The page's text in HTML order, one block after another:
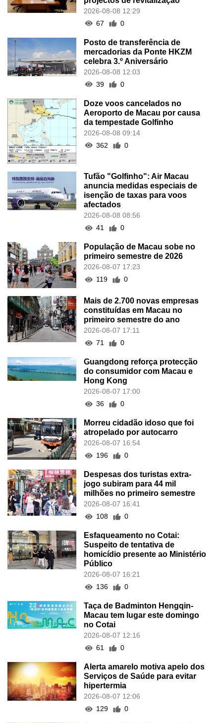
2026-08-08 12:29
67
0
Posto de transferência de
mercadorias da Ponte HKZM
celebra 3.º Aniversário
2026-08-08 12:03
39
0
Doze voos cancelados no
Aeroporto de Macau por causa
da tempestade Golfinho
2026-08-08 09:14
362
0
Tufão "Golfinho": Air Macau
anuncia medidas especiais de
isenção de taxas para voos
afectados
2026-08-08 08:56
41
0
População de Macau sobe no
primeiro semestre de 2026
2026-08-07 17:23
119
0
Mais de 2.700 novas empresas
constituídas em Macau no
primeiro semestre do ano
2026-08-07 17:11
71
0
Guangdong reforça protecção
do consumidor com Macau e
Hong Kong
2026-08-07 17:00
36
0
Morreu cidadão idoso que foi
atropelado por autocarro
2026-08-07 16:54
196
0
Despesas dos turistas extra-
jogo subiram para 44 mil
milhões no primeiro semestre
2026-08-07 16:41
108
0
Esfaqueamento no Cotai:
Suspeito de tentativa de
homicídio presente ao Ministério
Público
2026-08-07 16:21
136
0
Taça de Badminton Hengqin-
Macau tem lugar este domingo
no Cotai
2026-08-07 12:16
61
0
Alerta amarelo motiva apelo dos
Serviços de Saúde para evitar
hipertermia
2026-08-07 12:06
129
0